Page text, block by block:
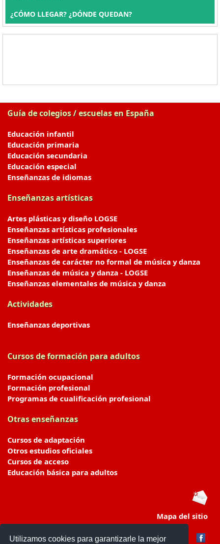
Utilizamos cookies para garantizarle la mejor
¿CÓMO LLEGAR? ¿DÓNDE QUEDAN?
Guía de colegios / escuelas en España
Educación infantil
Educación primaria
Educación secundaria
Educación especial
Enseñanzas de idiomas
Enseñanzas artísticas
Artes plásticas y diseño LOGSE
Enseñanzas artísticas profesionales
Enseñanzas artísticas superiores
Enseñanzas de arte dramático - LOGSE
Enseñanzas de carácter no formal de música y danza
Enseñanzas de música y danza - LOGSE
Enseñanzas elementales de música y danza
Actividades
Enseñanzas deportivas
Cursos de formación para adultos
Formación ocupacional
Formación profesional
Programas de cualificación profesional
Otras enseñanzas
Cursos de adaptación
Otros estudios oficiales
Cursos de acceso
Educación básica para adultos
Mapa del sitio